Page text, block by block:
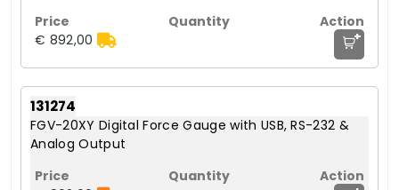
€ 892,00 +
131274
FGV-20XY Digital Force Gauge with USB, RS-232 &
Analog Output